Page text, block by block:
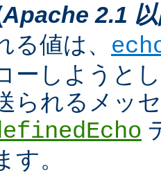
Apache 2.1
る値は、
ーしようと
られるメッ
す。